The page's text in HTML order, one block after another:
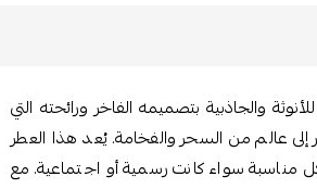
والجاذبية بتصميمه الفاخر ورائحته التي
إلى عالم من السحر والفخامة. يُعد هذا العطر
مناسبة سواء كانت رسمية أو اجتماعية. مع